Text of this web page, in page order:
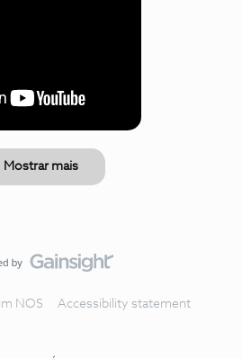
Mostrar mais
NOS Accessibility statement